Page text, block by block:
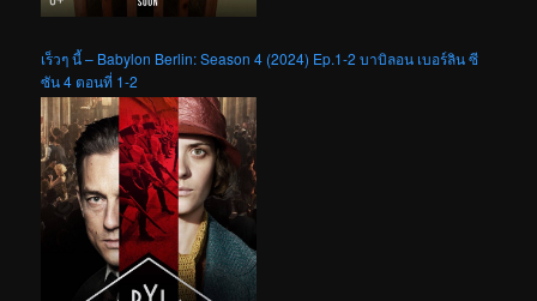
เร็วๆ นี้ – Babylon Berlin: Season 4 (2024) Ep.1-2 บาบิลอน เบอร์ลิน ซี
ซัน 4 ตอนที่ 1-2